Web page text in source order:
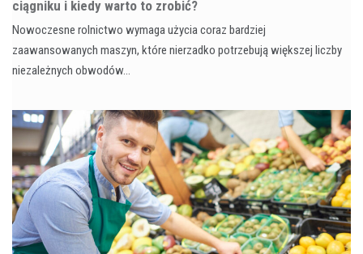
ciągniku i kiedy warto to zrobić?
Nowoczesne rolnictwo wymaga użycia coraz bardziej
zaawansowanych maszyn, które nierzadko potrzebują większej liczby
niezależnych obwodów…